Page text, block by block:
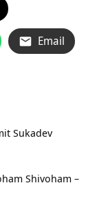
Email
Sukadev
Shivoham –